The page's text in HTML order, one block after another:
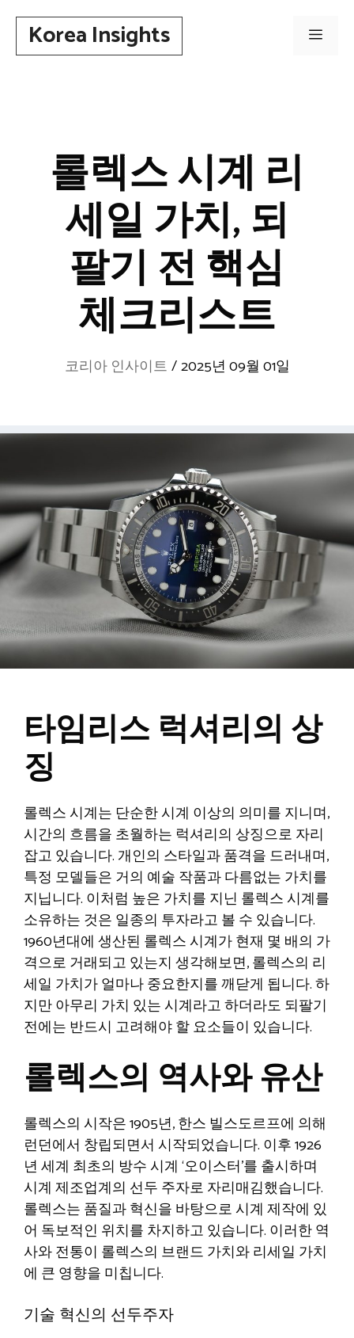
Korea Insights
메
롤렉스 시계 리
세일 가치, 되
팔기 전 핵심
체크리스트
코리아 인사이트 /2025년 09월 01일
타임리스 럭셔리의 상
징
롤렉스 시계는 단순한 시계 이상의 의미를 지니며,
시간의 흐름을 초월하는 럭셔리의 상징으로 자리
잡고 있습니다. 개인의 스타일과 품격을 드러내며,
특정 모델들은 거의 예술 작품과 다름없는 가치를
지닙니다. 이처럼 높은 가치를 지닌 롤렉스 시계를
소유하는 것은 일종의 투자라고 볼 수 있습니다.
1960년대에 생산된 롤렉스 시계가 현재 몇 배의 가
격으로 거래되고 있는지 생각해보면, 롤렉스의 리
세일 가치가 얼마나 중요한지를 깨닫게 됩니다. 하
지만 아무리 가치 있는 시계라고 하더라도 되팔기
전에는 반드시 고려해야 할 요소들이 있습니다.
롤렉스의 역사와 유산
롤렉스의 시작은 1905년, 한스 빌스도르프에 의해
런던에서 창립되면서 시작되었습니다. 이후 1926
년 세계 최초의 방수 시계 ‘오이스터’를 출시하며
시계 제조업계의 선두 주자로 자리매김했습니다.
롤렉스는 품질과 혁신을 바탕으로 시계 제작에 있
어 독보적인 위치를 차지하고 있습니다. 이러한 역
사와 전통이 롤렉스의 브랜드 가치와 리세일 가치
에 큰 영향을 미칩니다.
기술 혁신의 선두주자